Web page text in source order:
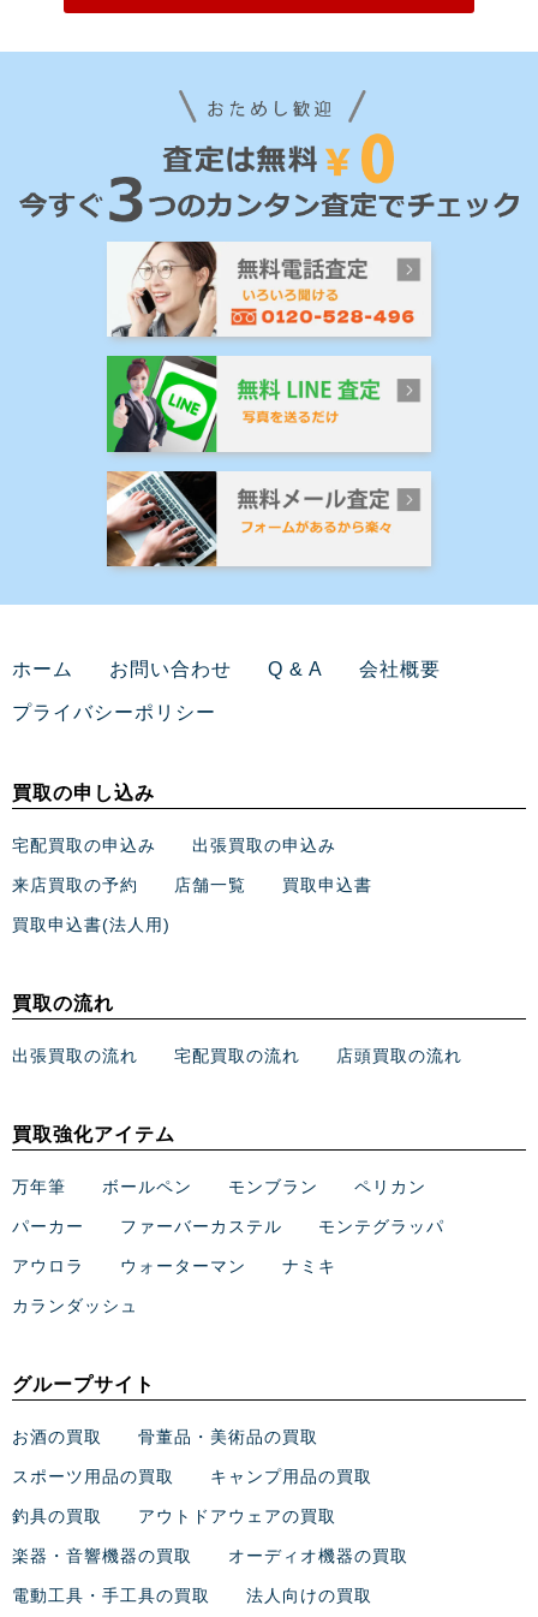
ホーム お問い合わせ Q & A 会社概要
プライバシーポリシー
買取の申し込み
宅配買取の申込み 出張買取の申込み
来店買取の予約 店舗一覧 買取申込書
買取申込書(法人用)
買取の流れ
出張買取の流れ 宅配買取の流れ 店頭買取の流れ
買取強化アイテム
万年筆 ボールペン モンブラン ペリカン
パーカー ファーバーカステル モンテグラッパ
アウロラ ウォーターマン ナミキ
カランダッシュ
グループサイト
お酒の買取 骨董品・美術品の買取
スポーツ用品の買取 キャンプ用品の買取
釣具の買取 アウトドアウェアの買取
楽器・音響機器の買取 オーディオ機器の買取
電動工具・手工具の買取 法人向けの買取